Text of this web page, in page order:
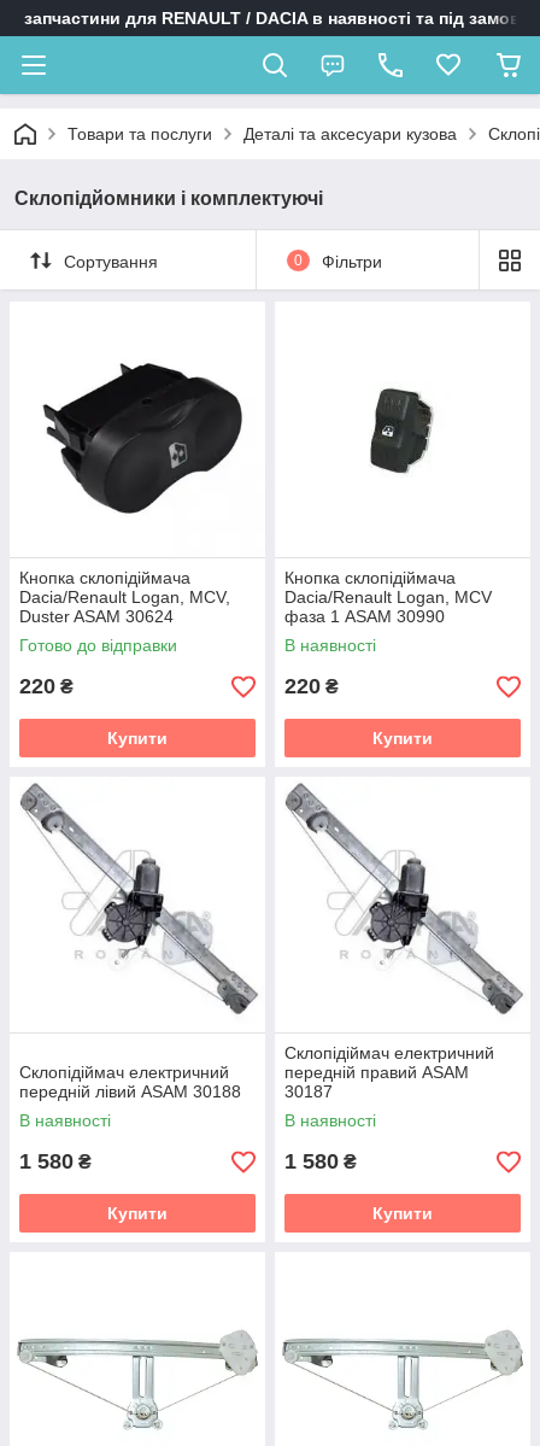
запчастини для RENAULT / DACIA в наявності та під
Товари та послуги Деталі та аксесуари кузова
Склопідйомники і комплектуючі
Сортування 0 Фільтри
Кнопка склопідіймача
Dacia/Renault Logan, MCV,
Duster ASAM 30624
Готово до відправки
220 ₴
Купити
Кнопка склопідіймача
Dacia/Renault Logan, MCV
фаза 1 ASAM 30990
В наявності
220 ₴
Купити
Склопідіймач електричний
передній лівий ASAM 30188
В наявності
1 580 ₴
Купити
Склопідіймач електричний
передній правий ASAM
30187
В наявності
1 580 ₴
Купити